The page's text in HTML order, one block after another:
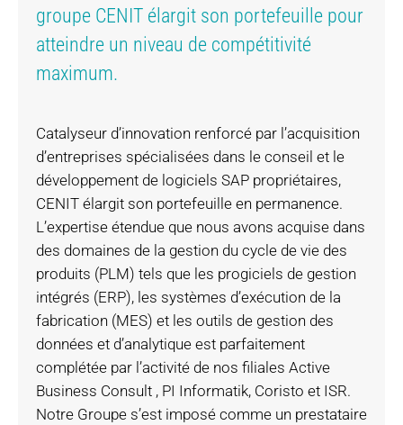
groupe CENIT élargit son portefeuille pour
atteindre un niveau de compétitivité
maximum.
Catalyseur d’innovation renforcé par l’acquisition
d’entreprises spécialisées dans le conseil et le
développement de logiciels SAP propriétaires,
CENIT élargit son portefeuille en permanence.
L’expertise étendue que nous avons acquise dans
des domaines de la gestion du cycle de vie des
produits (PLM) tels que les progiciels de gestion
intégrés (ERP), les systèmes d’exécution de la
fabrication (MES) et les outils de gestion des
données et d’analytique est parfaitement
complétée par l’activité de nos filiales Active
Business Consult , PI Informatik, Coristo et ISR.
Notre Groupe s’est imposé comme un prestataire